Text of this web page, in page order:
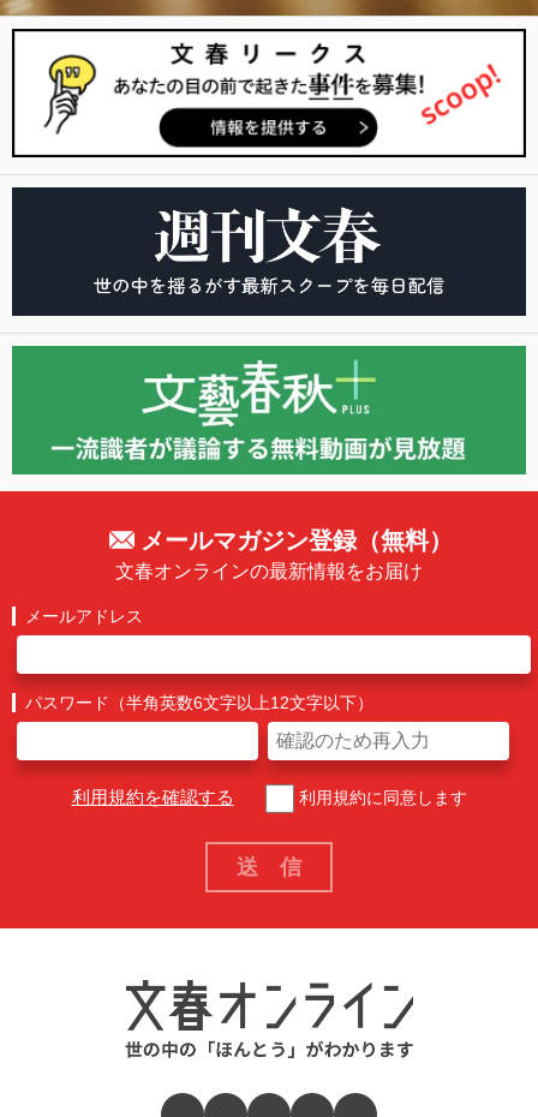
メールマガジン登録（無料）
文春オンラインの最新情報をお届け
メールアドレス
パスワード（半角英数6文字以上12文字以下）
利用規約を確認する 利用規約に同意します